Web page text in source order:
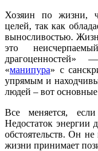
Хозяин по жизни,
целей, так как
выносливостью.
это
«манипура» с
упрямым и
людей – вот основные
Все меняется,
Недостаток энергии
обстоятельств. Он
жизни принимает